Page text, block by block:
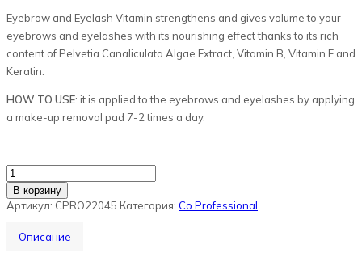
Eyebrow and Eyelash Vitamin strengthens and gives volume to your
eyebrows and eyelashes with its nourish­ing effect thanks to its rich
content of Pelvetia Canalicu­lata Algae Extract, Vitamin B, Vitamin E and
Keratin.
HOW TO USE: it is applied to the eyebrows and eyelash­es by applying
a make-up removal pad 7-2 times a day.
Количество
товара
Сыворотка
для
В корзину
Артикул: CPRO22045 Категория: Co Professional
Описание